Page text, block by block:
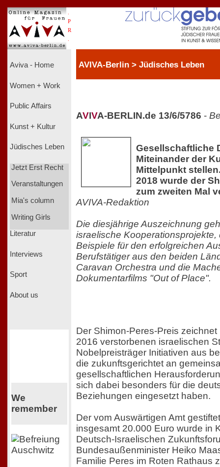
P
R
Aviva - Home
Women + Work
Public Affairs
Kunst + Kultur
Jüdisches Leben
Jetzt Erst Recht
Veranstaltungen
Mia's column
Writing Girls
Literatur
Interviews
Sport
About us
We
remember
AVIVA-Berlin > Jüdisches Leben
AVIVA-BERLIN.de 13/6/5786 -
Gesellschaftliche
Miteinander der
Mittelpunkt
2018 wurde der
zum zweiten Mal
AVIVA-Redaktion
Die diesjährige Auszeichnung
israelische
Beispiele für den erfolgreichen
Berufstätiger aus den beiden
Caravan Orchestra und die
Dokumentarfilms "Out of Place".
Der Shimon-Peres-Preis
2016 verstorbenen israelischen
Nobelpreisträger Initiativen aus
die zukunftsgerichtet an
gesellschaftlichen
sich dabei besonders für die
Beziehungen eingesetzt haben.
Der vom Auswärtigen Amt
insgesamt 20.000 Euro wurde in
Deutsch-Israelischen
Bundesaußenminister Heiko
Familie Peres im Roten Rathaus